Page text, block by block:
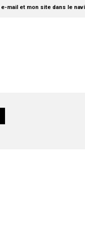
mail et mon site dans le